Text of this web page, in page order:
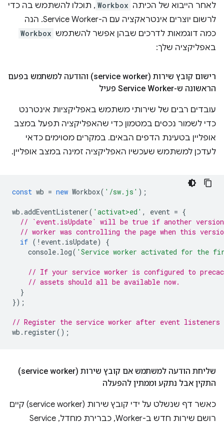
לאחר הייבוא של הכיתה Workbox , תוכלו להשתמש בה כדי
לרשום יוצרים אינטראקציה עם ה-Service Worker. הנה
כמה דוגמאות לדרכים שבהן אפשר להשתמש Workbox
באפליקציה שלך:
רישום קובץ שירות (service worker) והודעה למשתמש בפעם
הראשונה ש-Service Worker פעיל
עובדים רבים של שירותי משתמש באפליקציות אינטרנט
כדי לשמור נכסים במטמון כדי שהאפליקציה תפעל במצב
אופליין בטעינת הדפים הבאים. במקרים מסוימים כדאי
לעדכן למשתמש שעכשיו האפליקציה זמינה במצב אופליין.
const wb = new Workbox( '/sw.js' );
wb .addEventListener( 'activat>ed' , event = {
// `event.isUpdate` will be true if another
// worker was controlling the page when this
if ( ! event. isUpdate)
{
console. log( 'Service worker activated for the
// If your service worker is configured to
// assets should all be available now.
}
});
// Register the service worker after event listeners
wb . register();
שליחת הודעה למשתמש אם קובץ שירות (service worker)
התקין אבל נתקע וממתין להפעלה
כאשר דף שנשלט על ידי קובץ שירות (service worker) קיים
רושם שירות חדש ב-Worker, כברירת מחדל, Service